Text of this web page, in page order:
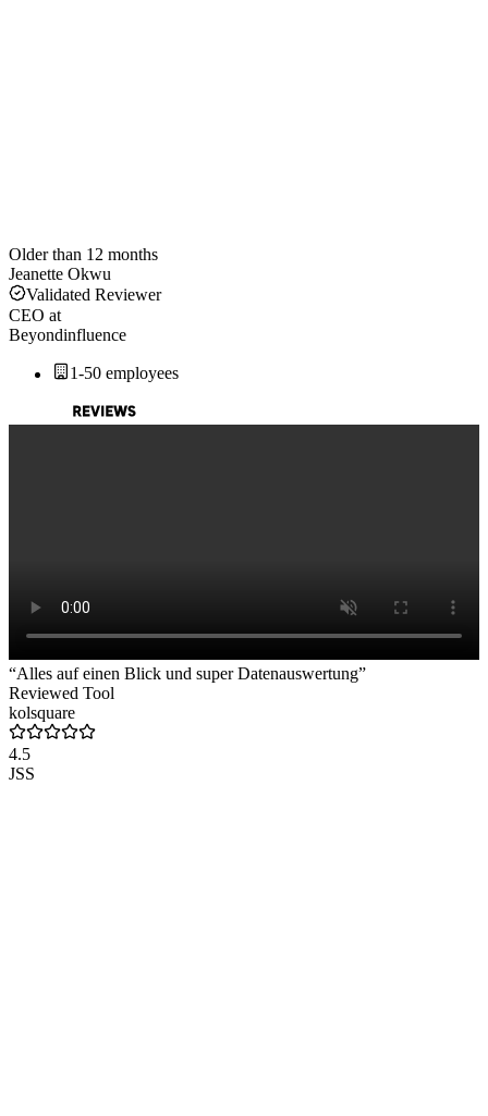
Older than 12 months
Jeanette Okwu
Validated Reviewer
CEO at
Beyondinfluence
1-50 employees
“Alles auf einen Blick und super Datenauswertung”
Reviewed Tool
kolsquare
4.5
JSS